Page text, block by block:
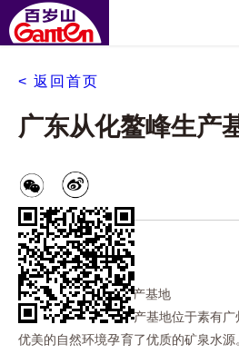
< 返回首页
广东从化鳌峰生产
广东广州从化鳌峰生产基地
广东广州从化鳌峰生产基地位于素有
优美的自然环境孕育了优质的矿泉水